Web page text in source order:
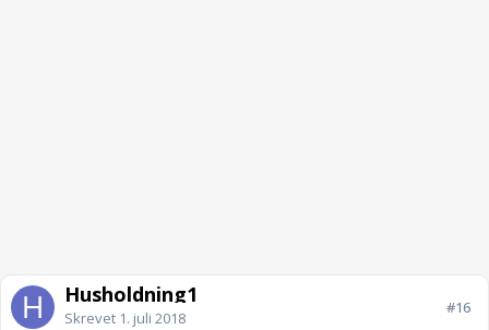
Husholdning1
Skrevet 1. juli 2018
#16